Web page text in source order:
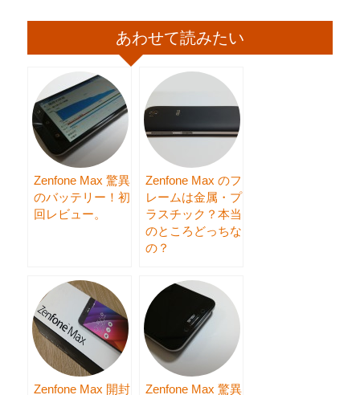
あわせて読みたい
Zenfone Max 驚異
のバッテリー！初
回レビュー。
Zenfone Max のフ
レームは金属・プ
ラスチック？本当
のところどっちな
の？
Zenfone Max 開封 Zenfone Max 驚異